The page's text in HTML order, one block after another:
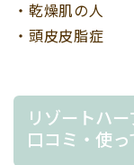
・乾燥肌の人
・頭皮皮脂症
リゾートハ
口コミ・使